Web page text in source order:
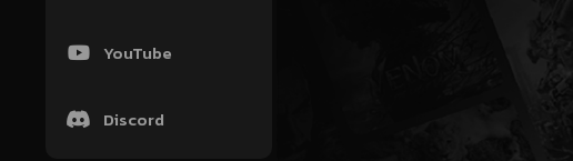
YouTube
Discord